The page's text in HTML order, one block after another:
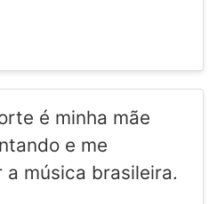
é minha mãe
e me
a música brasileira.